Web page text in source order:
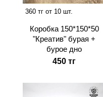
360 тг от 10 шт.
Коробка 150*150*50
"Креатив" бурая +
бурое дно
450 тг